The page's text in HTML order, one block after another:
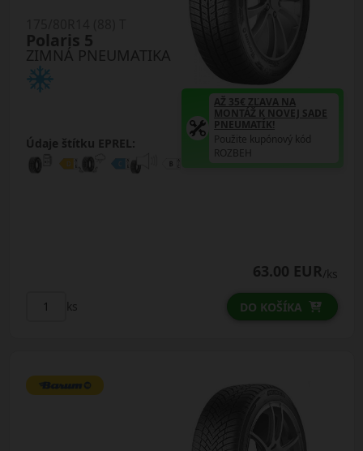
ZIMNÁ PNEUMATIKA
Polaris 5
Údaje štítku EPREL:
AŽ 35€ ZĽAVA NA
MONTÁŽ K NOVEJ SADE
PNEUMATÍK!
Použite kupónový kód
ROZBEH
63.00 EUR/ks
ks DO KOŠÍKA